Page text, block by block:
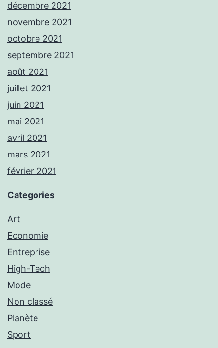
décembre 2021
novembre 2021
octobre 2021
septembre 2021
août 2021
juillet 2021
juin 2021
mai 2021
avril 2021
mars 2021
février 2021
Categories
Art
Economie
Entreprise
High-Tech
Mode
Non classé
Planète
Sport